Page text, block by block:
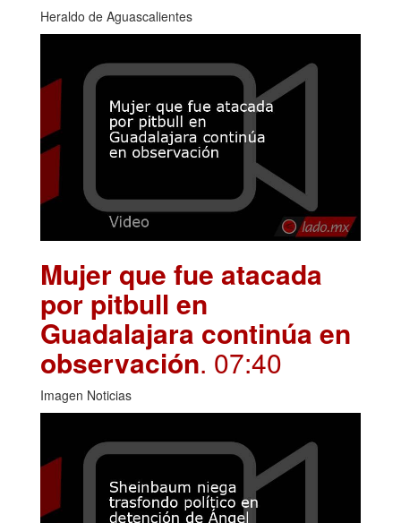
Heraldo de Aguascalientes
Mujer que fue atacada
por pitbull en
Guadalajara continúa en
observación. 07:40
Imagen Noticias